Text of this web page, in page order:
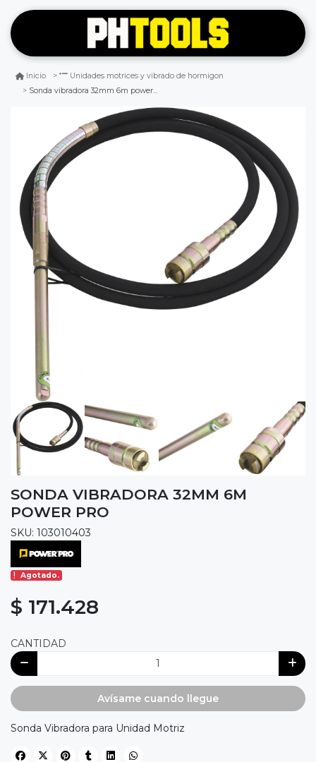
Inicio
Unidades motrices y vibrado de hormigon
Sonda vibradora 32mm 6m power pro
SONDA VIBRADORA 32MM 6M
POWER PRO
SKU: 103010403
Agotado.
$ 171.428
CANTIDAD
Avísame cuando llegue
Sonda Vibradora para Unidad Motriz